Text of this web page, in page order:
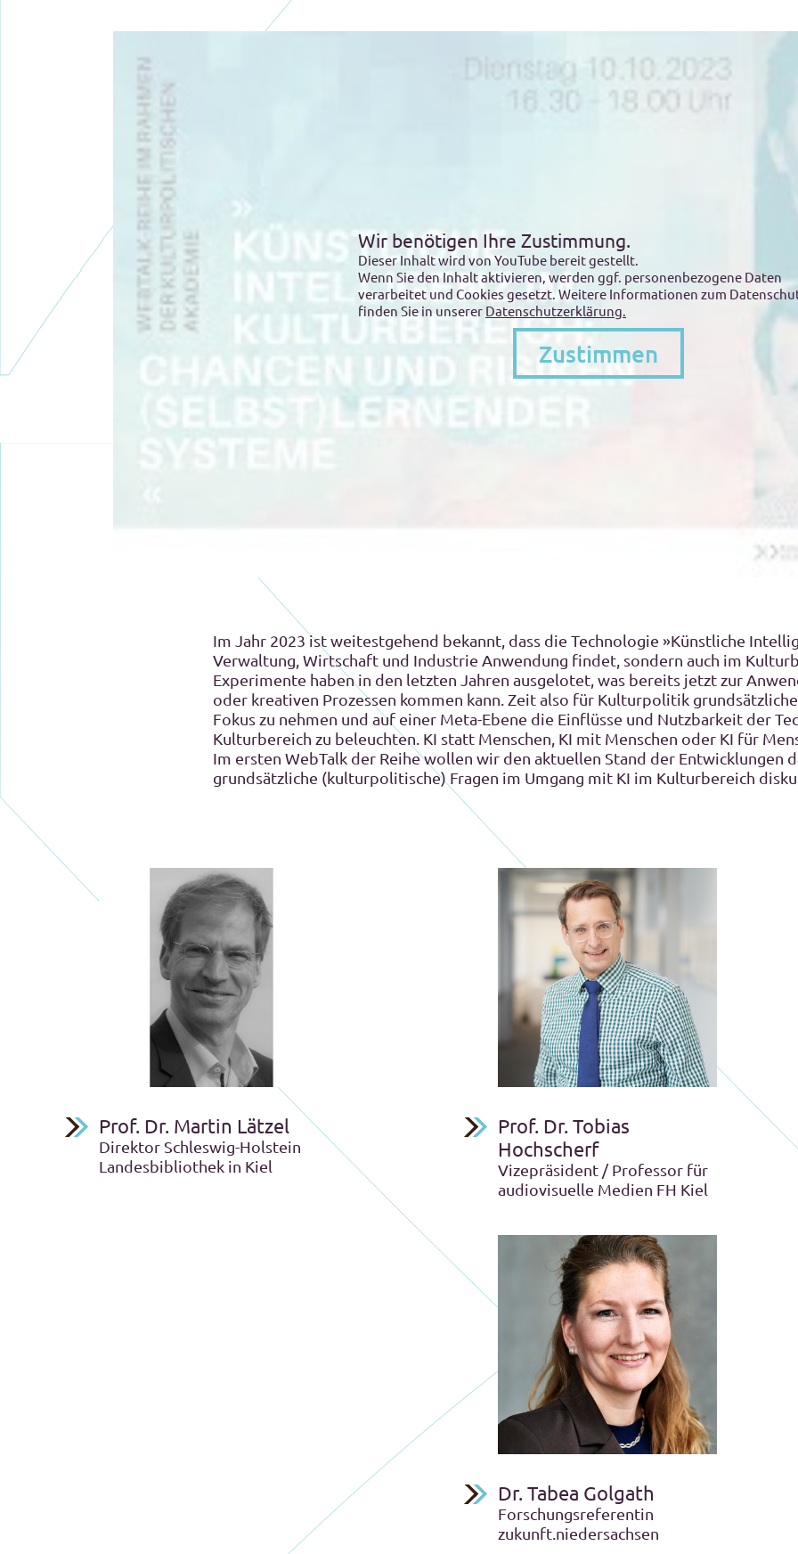
Wir benötigen Ihre Zustimmung.
Dieser Inhalt wird von YouTube bereit gestellt.
Wenn Sie den Inhalt aktivieren, werden ggf. personenbezogene Daten
verarbeitet und Cookies gesetzt. Weitere Informationen zum
finden Sie in unserer Datenschutzerklärung.
Zustimmen
Im Jahr 2023 ist weitestgehend bekannt, dass die Technologie »Künstliche
Verwaltung, Wirtschaft und Industrie Anwendung findet, sondern auch im
Experimente haben in den letzten Jahren ausgelotet, was bereits jetzt zur
oder kreativen Prozessen kommen kann. Zeit also für Kulturpolitik
Fokus zu nehmen und auf einer Meta-Ebene die Einflüsse und Nutzbarkeit der
Kulturbereich zu beleuchten. KI statt Menschen, KI mit Menschen oder KI für
Im ersten WebTalk der Reihe wollen wir den aktuellen Stand der Entwicklungen
grundsätzliche (kulturpolitische) Fragen im Umgang mit KI im Kulturbereich
Prof. Dr. Martin Lätzel
Direktor Schleswig-Holstein
Landesbibliothek in Kiel
Prof. Dr. Tobias
Hochscherf
Vizepräsident / Professor für
audiovisuelle Medien FH Kiel
Dr. Tabea Golgath
Forschungsreferentin
zukunft.niedersachsen